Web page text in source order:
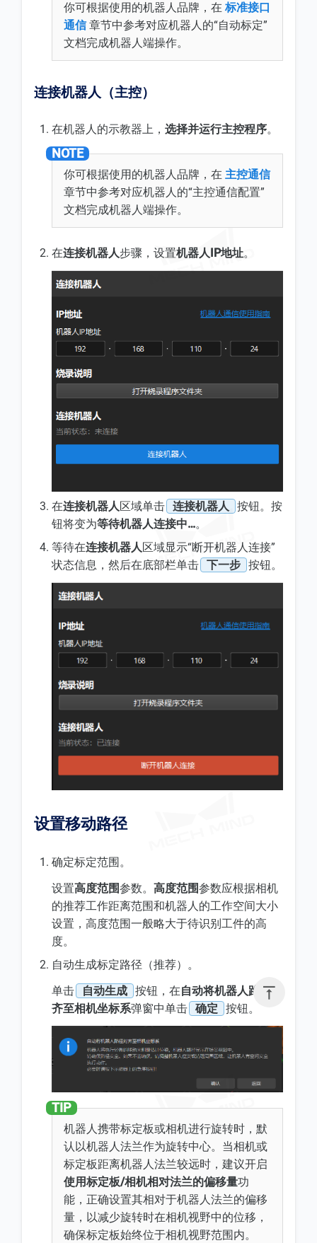

你可根据使用的机器人品牌，在 标准接口
通信章节中参考对应机器人的“自动标定”
文档完成机器人端操作。
连接机器人（主控）
在机器人的示教器上， 选择并运行主控程序。
你可根据使用的机器人品牌，在 主控通信
章节中参考对应机器人的“主控通信配置”
文档完成机器人端操作。
在连接机器人步骤，设置机器人IP地址。
在连接机器人区域单击 连接机器人
按钮。按
钮将变为等待机器人连接中…。
等待在连接机器人区域显示“断开机器人连接”
状态信息，然后在底部栏单击 下一步 按钮。
设置移动路径
确定标定范围。
设置高度范围参数。 高度范围参数应根据相机
的推荐工作距离范围和机器人的工作空间大小
设置，高度范围一般略大于待识别工件的高
度。
自动生成标定路径（推荐）。
单击
自动生成 按钮，在自动将机器人路径对
齐至相机坐标系弹窗中单击 确定 按钮。
机器人携带标定板或相机进行旋转时，默
认以机器人法兰作为旋转中心。当相机或
标定板距离机器人法兰较远时，建议开启
使用标定板/相机相对法兰的偏移量功
能，正确设置其相对于机器人法兰的偏移
量，以减少旋转时在相机视野中的位移，
确保标定板始终位于相机视野范围内。